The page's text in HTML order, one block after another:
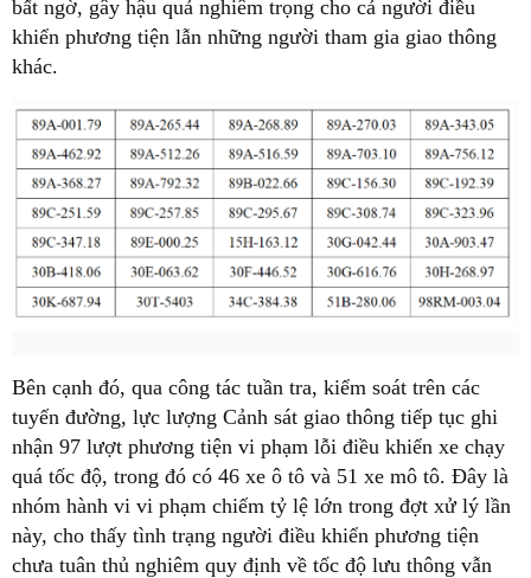
bất ngờ, gây hậu quả nghiêm trọng cho cả người điều
khiển phương tiện lẫn những người tham gia giao thông
khác.
Bên cạnh đó, qua công tác tuần tra, kiểm soát trên các
tuyến đường, lực lượng Cảnh sát giao thông tiếp tục ghi
nhận 97 lượt phương tiện vi phạm lỗi điều khiển xe chạy
quá tốc độ, trong đó có 46 xe ô tô và 51 xe mô tô. Đây là
nhóm hành vi vi phạm chiếm tỷ lệ lớn trong đợt xử lý lần
này, cho thấy tình trạng người điều khiển phương tiện
chưa tuân thủ nghiêm quy định về tốc độ lưu thông vẫn